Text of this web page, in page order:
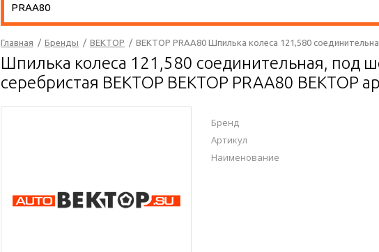
Главная / Бренды / ВЕКТОР / ВЕКТОР PRAA80 Шпилька колеса 121,580
Шпилька колеса 121,580 соединительная, под
серебристая ВЕКТОР ВЕКТОР PRAA80 ВЕКТОР
Бренд
Артикул
Наименование